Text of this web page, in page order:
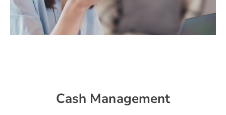
Cash Management